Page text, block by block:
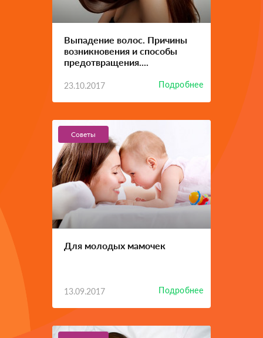
Выпадение волос. Причины
возникновения и способы
предотвращения....
23.10.2017 Подробнее
Советы
Для молодых мамочек
13.09.2017 Подробнее